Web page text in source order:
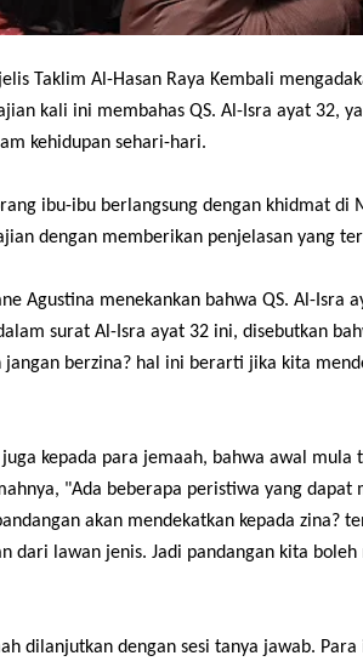
Taklim Al-Hasan Raya Kembali
kali ini membahas QS. Al-Isra ayat 32,
kehidupan sehari-hari.
ibu-ibu berlangsung dengan khidmat di
dengan memberikan penjelasan yang
Agustina menekankan bahwa QS. Al-Isra
surat Al-Isra ayat 32 ini, disebutkan
jangan berzina? hal ini berarti jika kita
juga kepada para jemaah, bahwa awal
"Ada beberapa peristiwa yang dapat
akan mendekatkan kepada zina?
dari lawan jenis. Jadi pandangan kita
dilanjutkan dengan sesi tanya jawab.